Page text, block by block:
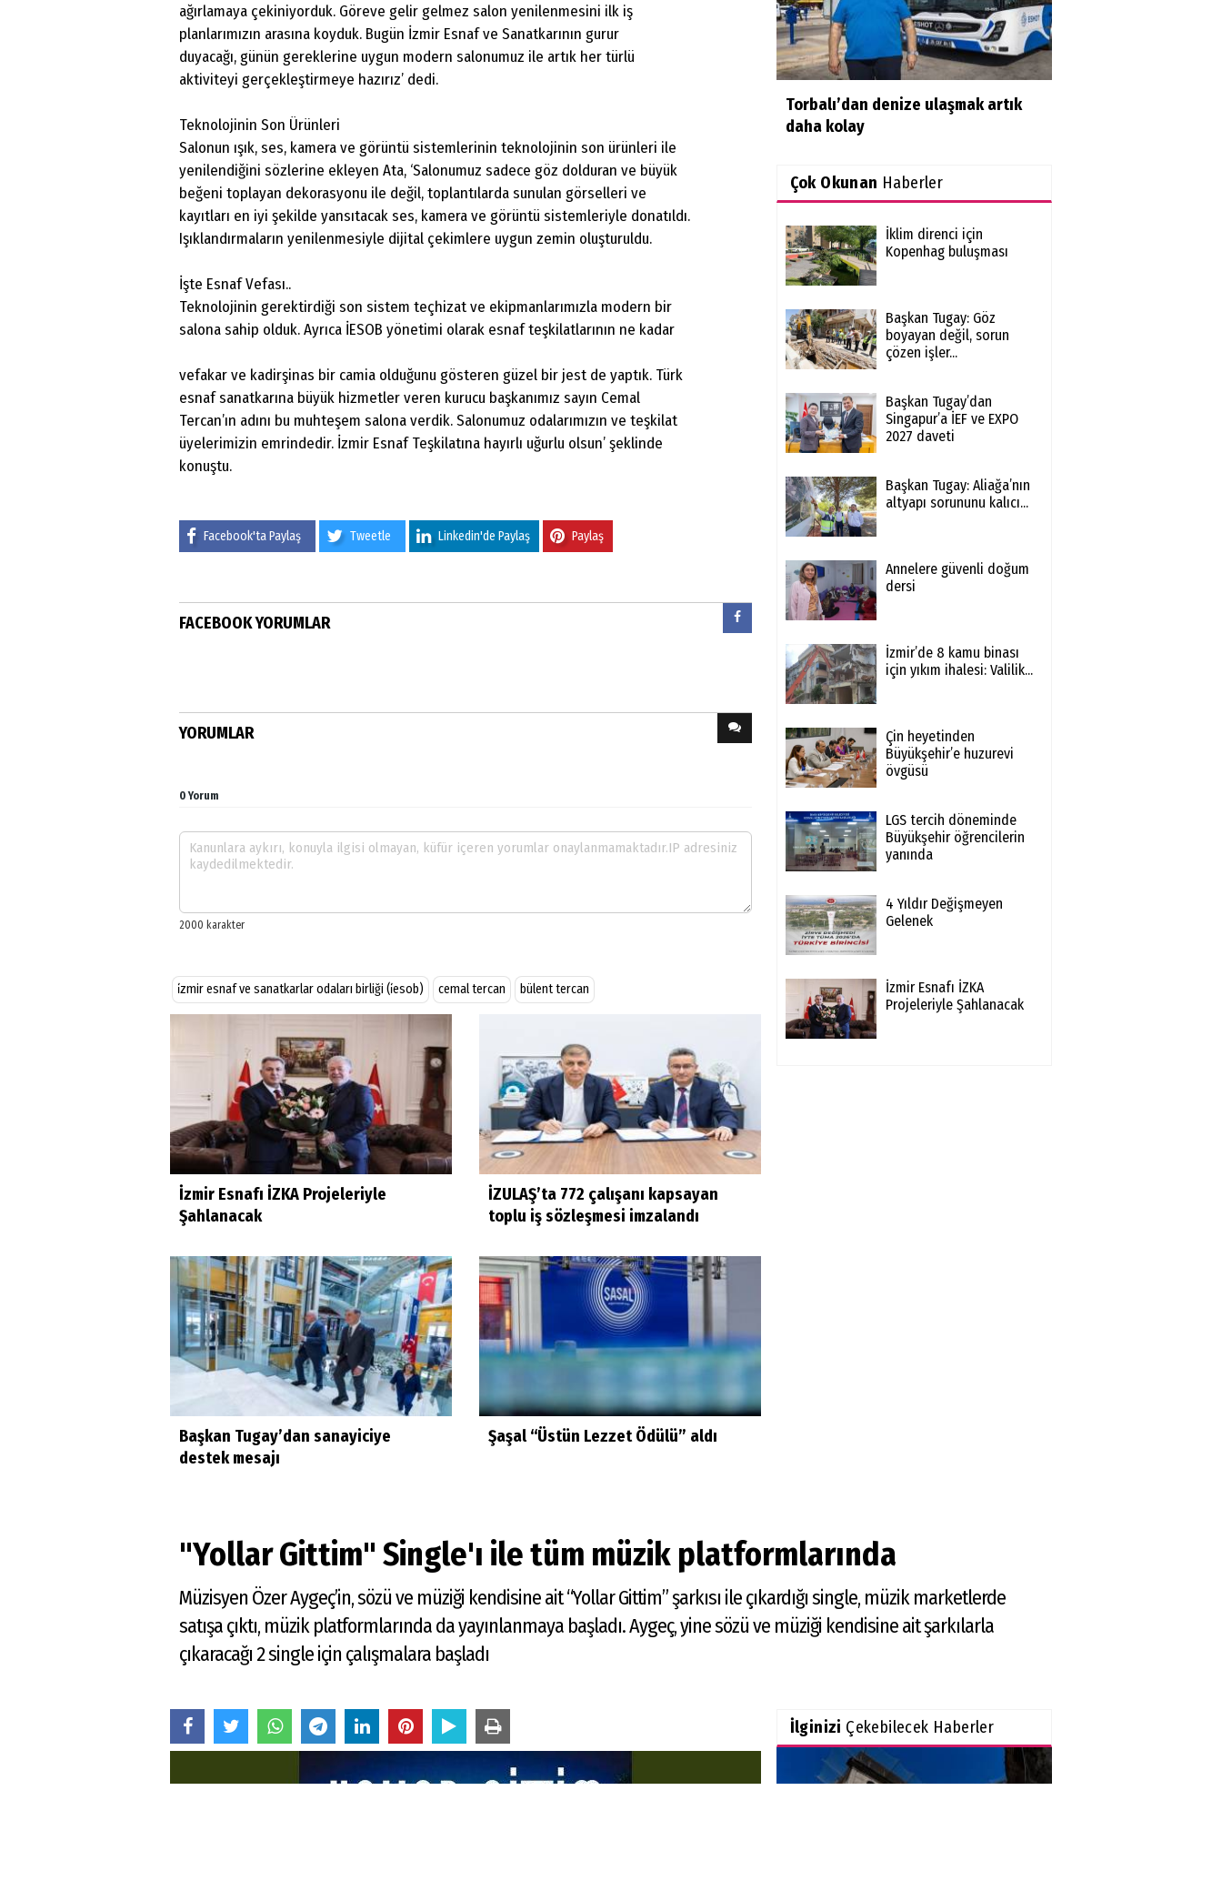
ağırlamaya çekiniyorduk. Göreve gelir gelmez salon yenilenmesini ilk iş
planlarımızın arasına koyduk. Bugün İzmir Esnaf ve Sanatkarının gurur
duyacağı, günün gereklerine uygun modern salonumuz ile artık her türlü
aktiviteyi gerçekleştirmeye hazırız’ dedi.
Teknolojinin Son Ürünleri
Salonun ışık, ses, kamera ve görüntü sistemlerinin teknolojinin son ürünleri ile
yenilendiğini sözlerine ekleyen Ata, ‘Salonumuz sadece göz dolduran ve büyük
beğeni toplayan dekorasyonu ile değil, toplantılarda sunulan görselleri ve
kayıtları en iyi şekilde yansıtacak ses, kamera ve görüntü sistemleriyle donatıldı.
Işıklandırmaların yenilenmesiyle dijital çekimlere uygun zemin oluşturuldu.
İşte Esnaf Vefası..
Teknolojinin gerektirdiği son sistem teçhizat ve ekipmanlarımızla modern bir
salona sahip olduk. Ayrıca İESOB yönetimi olarak esnaf teşkilatlarının ne kadar
vefakar ve kadirşinas bir camia olduğunu gösteren güzel bir jest de yaptık. Türk
esnaf sanatkarına büyük hizmetler veren kurucu başkanımız sayın Cemal
Tercan’ın adını bu muhteşem salona verdik. Salonumuz odalarımızın ve teşkilat
üyelerimizin emrindedir. İzmir Esnaf Teşkilatına hayırlı uğurlu olsun’ şeklinde
konuştu.
Facebook'ta Paylaş Tweetle Linkedin'de Paylaş Paylaş
FACEBOOK YORUMLAR
YORUMLAR
0 Yorum
i̇zmir esnaf ve sanatkarlar odaları birliği (i̇esob) cemal tercan bülent tercan
İzmir Esnafı İZKA Projeleriyle
Şahlanacak
İZULAŞ’ta 772 çalışanı kapsayan
toplu iş sözleşmesi imzalandı
Başkan Tugay’dan sanayiciye
destek mesajı
Şaşal “Üstün Lezzet Ödülü” aldı
Torbalı’dan denize ulaşmak artık
daha kolay
Çok Okunan Haberler
İklim direnci için
Kopenhag buluşması
Başkan Tugay: Göz
boyayan değil, sorun
çözen işler...
Başkan Tugay’dan
Singapur’a İEF ve EXPO
2027 daveti
Başkan Tugay: Aliağa’nın
altyapı sorununu kalıcı...
Annelere güvenli doğum
dersi
İzmir’de 8 kamu binası
için yıkım ihalesi: Valilik...
Çin heyetinden
Büyükşehir’e huzurevi
övgüsü
LGS tercih döneminde
Büyükşehir öğrencilerin
yanında
4 Yıldır Değişmeyen
Gelenek
İzmir Esnafı İZKA
Projeleriyle Şahlanacak
"Yollar Gittim" Single'ı ile tüm müzik platformlarında
Müzisyen Özer Aygeç’in, sözü ve müziği kendisine ait “Yollar Gittim” şarkısı ile çıkardığı single, müzik marketlerde
satışa çıktı, müzik platformlarında da yayınlanmaya başladı. Aygeç, yine sözü ve müziği kendisine ait şarkılarla
çıkaracağı 2 single için çalışmalara başladı
İlginizi Çekebilecek Haberler